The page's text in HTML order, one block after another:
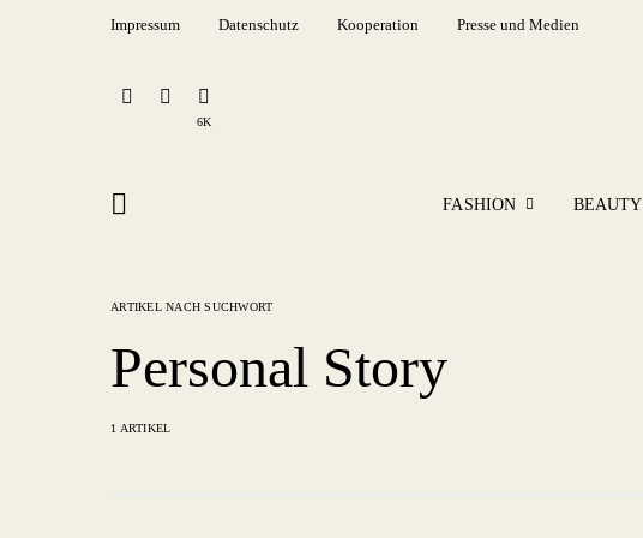
Impressum Datenschutz Kooperation Presse und Medien
6K
FASHION BEAUTY
ARTIKEL NACH SUCHWORT
Personal Story
1 ARTIKEL